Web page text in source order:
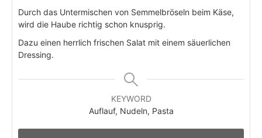
Durch das Untermischen von Semmelbröseln beim Käse,
wird die Haube richtig schon knusprig.
Dazu einen herrlich frischen Salat mit einem säuerlichen
Dressing.
KEYWORD
Auflauf, Nudeln, Pasta